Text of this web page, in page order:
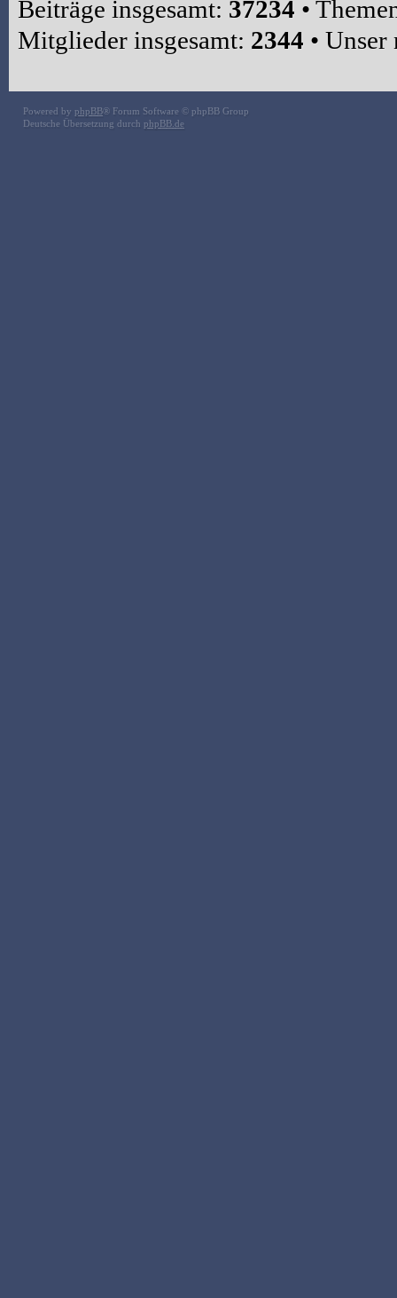
Beiträge insgesamt: 37234 •
Mitglieder insgesamt: 2344 •
Powered by phpBB® Forum Software © phpBB Group
Deutsche Übersetzung durch phpBB.de